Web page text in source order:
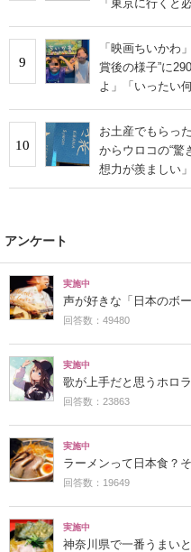
「東京に行くと
9
「映画ちいかわ
賞後の様子”に
よ」「いったい何
10
お土産でもら
からウロコの“
想力が羨ましい」
アンケート
実施中
声が好きな「日本のボ
回答数：49480
実施中
歌が上手だと思うホロ
回答数：23863
実施中
ラーメンって日本食？
回答数：19649
実施中
神奈川県で一番うまい